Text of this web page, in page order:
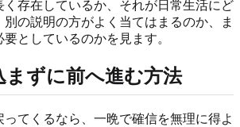
く存在しているか、それが日常生活にど
別の説明の方がよく当てはまるのか、ま
としているのかを見ます。
まずに前へ進む方法
ってくるなら、一晩で確信を無理に得よ